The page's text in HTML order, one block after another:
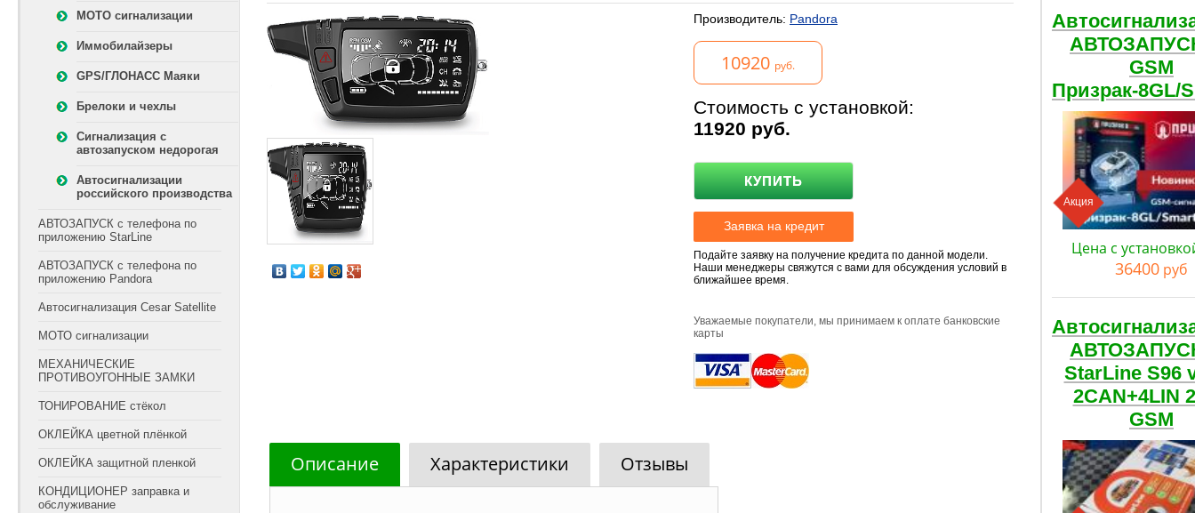
МОТО сигнализации
Иммобилайзеры
GPS/ГЛОНАСС Маяки
Брелоки и чехлы
Сигнализация с
автозапуском недорогая
Автосигнализации
российского производства
АВТОЗАПУСК с телефона по
приложению StarLine
АВТОЗАПУСК с телефона по
приложению Pandora
Автосигнализация Cesar Satellite
МОТО сигнализации
МЕХАНИЧЕСКИЕ
ПРОТИВОУГОННЫЕ ЗАМКИ
ТОНИРОВАНИЕ стёкол
ОКЛЕЙКА цветной плёнкой
ОКЛЕЙКА защитной пленкой
КОНДИЦИОНЕР заправка и
обслуживание
Производитель: Pandora
10920 руб.
Стоимость с установкой:
11920 руб.
КУПИТЬ
Подайте заявку на получение кредита по данной модели.
Наши менеджеры свяжутся с вами для обсуждения условий в
ближайшее время.
Уважаемые покупатели, мы принимаем к оплате банковские
карты
Описание Характеристики Отзывы
GSM
Призрак-8GL/
Акция
Цена с
36400 руб
StarLine S96
2CAN+4LIN
GSM